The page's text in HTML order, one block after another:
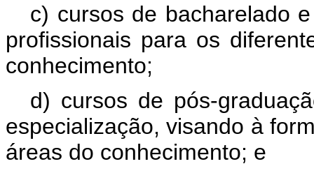
c) cursos de bacharelado
profissionais para os
conhecimento;
d) cursos de pós-
especialização, visando à
áreas do conhecimento; e